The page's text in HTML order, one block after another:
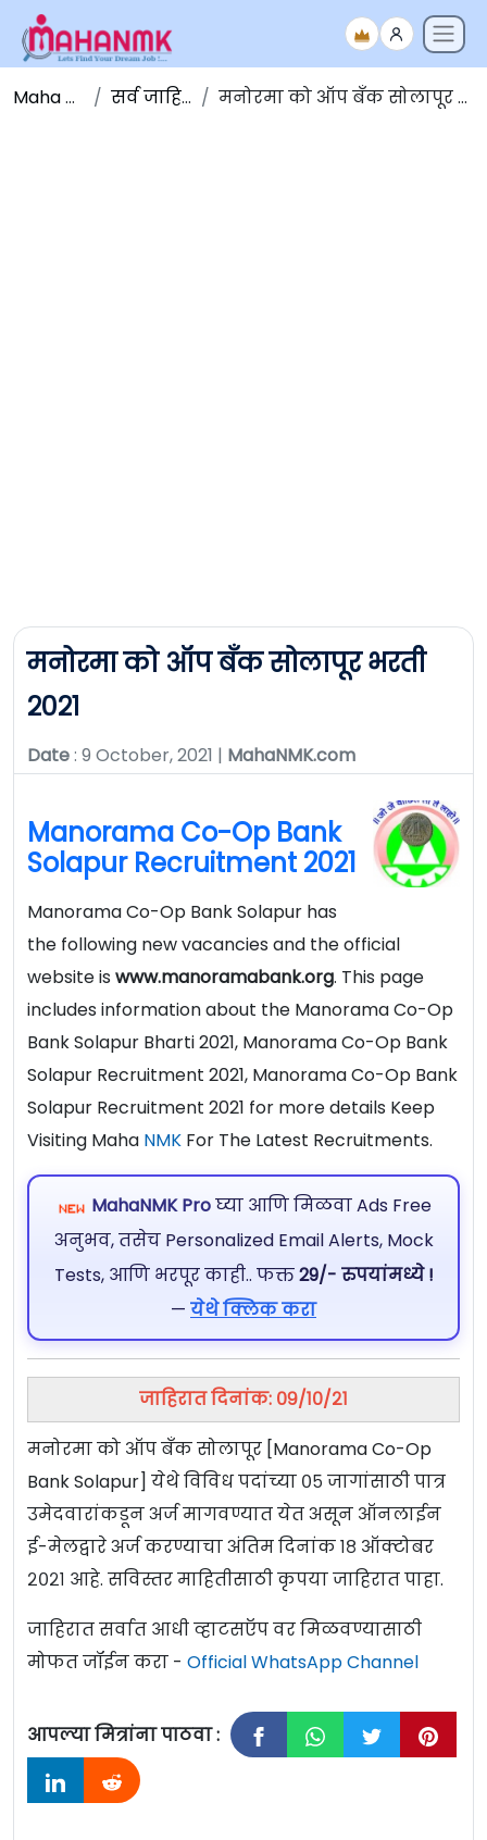
Maha NMK सर्व जाहिराती मनोरमा को ऑप बँक सोलापूर भरती २०२१
मनोरमा को ऑप बँक सोलापूर भरती
२०२१
Date: 9 October, 2021 | MahaNMK.com
Manorama Co-Op Bank
Solapur Recruitment 2021
Manorama Co-Op Bank Solapur has
the following new vacancies and the official
website is www.manoramabank.org. This page
includes information about the Manorama Co-Op
Bank Solapur Bharti 2021, Manorama Co-Op Bank
Solapur Recruitment 2021, Manorama Co-Op Bank
Solapur Recruitment 2021 for more details Keep
Visiting Maha NMK For The Latest Recruitments.
MahaNMK Proघ्या आणि मिळवा Ads Free
अनुभव, तसेच Personalized Email Alerts, Mock
Tests, आणि भरपूर काही.. फक्त29/- रुपयांमध्ये !
— येथे क्लिक करा
जाहिरात दिनांक: ०९/१०/२१
मनोरमा को ऑप बँक सोलापूर [Manorama Co-Op
Bank Solapur] येथे विविध पदांच्या ०५ जागांसाठी पात्र
उमेदवारांकडून अर्ज मागवण्यात येत असून ऑनलाईन
ई-मेलद्वारे अर्ज करण्याचा अंतिम दिनांक १८ ऑक्टोबर
२०२१ आहे. सविस्तर माहितीसाठी कृपया जाहिरात पाहा.
जाहिरात सर्वात आधी व्हाटसऍप वर मिळवण्यासाठी
मोफत जॉईन करा - Official WhatsApp Channel
आपल्या मित्रांना पाठवा :